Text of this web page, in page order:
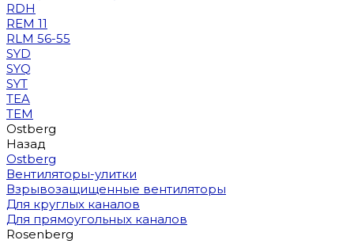
RDH
REM 11
RLM 56-55
SYD
SYQ
SYT
TEA
TEM
Ostberg
Назад
Ostberg
Вентиляторы-улитки
Взрывозащищенные вентиляторы
Для круглых каналов
Для прямоугольных каналов
Rosenberg